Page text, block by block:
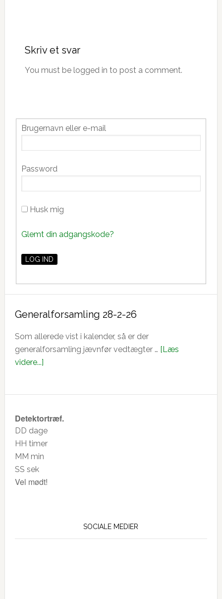
Skriv et svar
You must be logged in to post a comment.
Primær
Sidebar
Brugernavn eller e-mail
Password
Husk mig
Glemt din adgangskode?
Generalforsamling 28-2-26
Som allerede vist i kalender, så er der
generalforsamling jævnfør vedtægter … [Læs
videre...]om
Detektortræf.
DD dage
HH timer
MM min
SS sek
Vel mødt!
SOCIALE MEDIER